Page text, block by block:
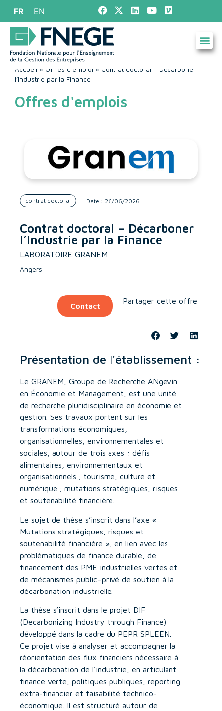
FR EN
Accueil » Offres d'emploi » Contrat doctoral – Décarboner
l’Industrie par la Finance
Offres d'emplois
contrat doctoral Date : 26/06/2026
Contrat doctoral – Décarboner
l’Industrie par la Finance
LABORATOIRE GRANEM
Angers
Contact
Partager cette offre
Présentation de l'établissement :
Le GRANEM, Groupe de Recherche ANgevin
en Économie et Management, est une unité
de recherche pluridisciplinaire en économie et
gestion. Ses travaux portent sur les
transformations économiques,
organisationnelles, environnementales et
sociales, autour de trois axes : défis
alimentaires, environnementaux et
organisationnels ; tourisme, culture et
numérique ; mutations stratégiques, risques
et soutenabilité financière.
Le sujet de thèse s’inscrit dans l’axe «
Mutations stratégiques, risques et
soutenabilité financière », en lien avec les
problématiques de finance durable, de
financement des PME industrielles vertes et
de mécanismes public–privé de soutien à la
décarbonation industrielle.
La thèse s’inscrit dans le projet DIF
(Decarbonizing Industry through Finance)
développé dans la cadre du PEPR SPLEEN.
Ce projet vise à analyser et accompagner la
réorientation des flux financiers nécessaire à
la décarbonation de l’industrie, en articulant
finance verte, politiques publiques, reporting
extra-financier et faisabilité technico-
économique. Il est structuré autour de